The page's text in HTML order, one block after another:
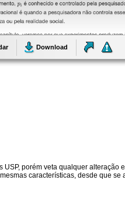
Download
porém veta qualquer alteração
características, desde que se